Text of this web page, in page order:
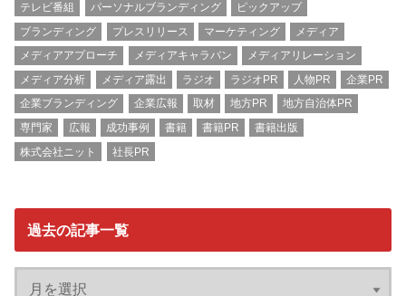
テレビ番組
パーソナルブランディング
ピックアップ
ブランディング
プレスリリース マーケティング
メディア
メディアアプローチ
メディアキャラバン
メディアリレーション
メディア分析
メディア露出 ラジオ ラジオPR 人物PR
企業PR
企業ブランディング
企業広報 取材 地方PR
地方自治体PR
専門家
広報 成功事例 書籍 書籍PR
書籍出版
株式会社ニット
社長PR
過去の記事一覧